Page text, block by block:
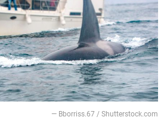
— Bborriss.67 / Shutterstock.com